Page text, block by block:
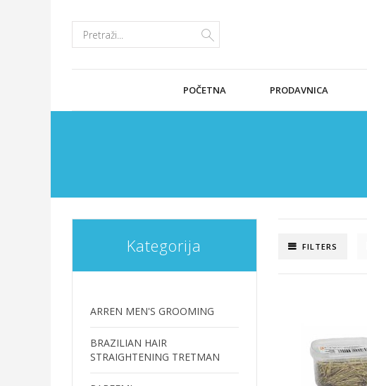
POČETNA PRODAVNICA
FILTERS
Kategorija
ARREN MEN'S GROOMING
BRAZILIAN HAIR
STRAIGHTENING TRETMAN